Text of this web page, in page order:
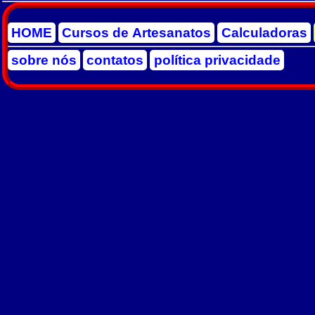
HOME Cursos de Artesanatos Calculadoras
sobre nós
contatos política privacidade